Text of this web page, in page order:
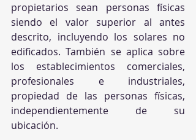
propietarios sean personas físicas
siendo el valor superior al antes
descrito, incluyendo los solares no
edificados. También se aplica sobre
los establecimientos comerciales,
profesionales e industriales,
propiedad de las personas físicas,
independientemente de su
ubicación.